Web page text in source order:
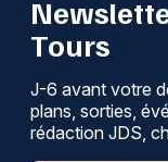
Tours
J-6 avant votre
plans, sorties,
rédaction JDS,